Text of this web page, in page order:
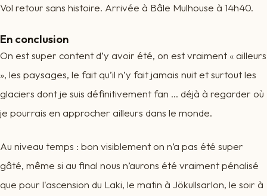
Vol retour sans histoire. Arrivée à Bâle Mulhouse à 14h40.
En conclusion
On est super content d’y avoir été, on est vraiment « ailleurs
», les paysages, le fait qu’il n’y fait jamais nuit et surtout les
glaciers dont je suis définitivement fan ... déjà à regarder où
je pourrais en approcher ailleurs dans le monde.
Au niveau temps : bon visiblement on n’a pas été super
gâté, même si au final nous n’aurons été vraiment pénalisé
que pour l'ascension du Laki, le matin à Jökullsarlon, le soir à